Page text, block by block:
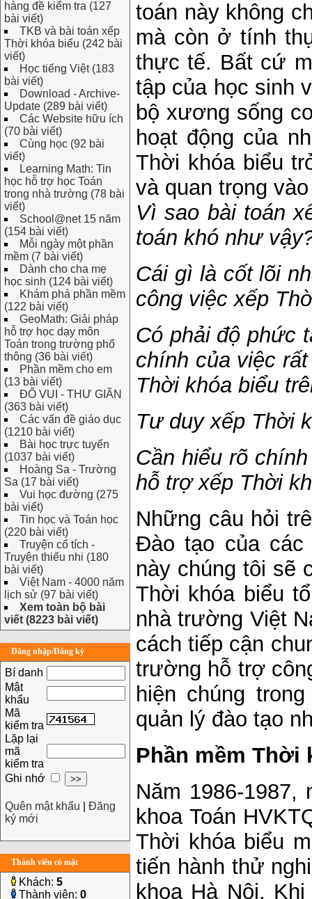
hàng đề kiểm tra (127
bài viết)
TKB và bài toán xếp
Thời khóa biểu (242 bài
viết)
Học tiếng Việt (183
bài viết)
Download - Archive-
Update (289 bài viết)
Các Website hữu ích
(70 bài viết)
Cùng học (92 bài
viết)
Learning Math: Tin
học hỗ trợ học Toán
trong nhà trường (78 bài
viết)
School@net 15 năm
(154 bài viết)
Mỗi ngày một phần
mềm (7 bài viết)
Dành cho cha mẹ
học sinh (124 bài viết)
Khám phá phần mềm
(122 bài viết)
GeoMath: Giải pháp
hỗ trợ học dạy môn
Toán trong trường phổ
thông (36 bài viết)
Phần mềm cho em
(13 bài viết)
ĐỐ VUI - THƯ GIÃN
(363 bài viết)
Các vấn đề giáo dục
(1210 bài viết)
Bài học trực tuyến
(1037 bài viết)
Hoàng Sa - Trường
Sa (17 bài viết)
Vui học đường (275
bài viết)
Tin học và Toán học
(220 bài viết)
Truyện cổ tích -
Truyện thiếu nhi (180
bài viết)
Việt Nam - 4000 năm
lịch sử (97 bài viết)
Xem toàn bộ bài
viết (8223 bài viết)
Đăng nhập/Đăng ký
Bí danh
Mật
khẩu
Mã
kiểm tra
Lặp lại
mã
kiểm tra
Ghi nhớ
Quên mật khẩu
Đăng
ký mới
Thành viên có mặt
Khách: 5
Thành viên: 0
toán này không
mà còn ở tính
thực tế. Bất cứ
tập của học sinh
bộ xương sống
hoạt động của
Thời khóa biểu
và quan trọng
Vì sao bài toán
toán khó như
Cái gì là cốt lõi
công việc xếp
Có phải độ phức
chính của việc
Thời khóa biểu
Tư duy xếp Thời
Cần hiểu rõ
hỗ trợ xếp Thời
Những câu hỏi
Đào tạo của các
này chúng tôi sẽ
Thời khóa biểu
nhà trường Việt
cách tiếp cận
trường hỗ trợ
hiện chúng
quản lý đào tạo
Phần mềm Thời
Năm 1986-
khoa Toán
Thời khóa biểu
tiến hành thử
khoa Hà Nội.